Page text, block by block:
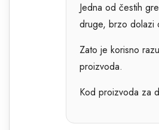
Jedna od čestih
druge, brzo dolazi
Zato je korisno
proizvoda.
Kod proizvoda za